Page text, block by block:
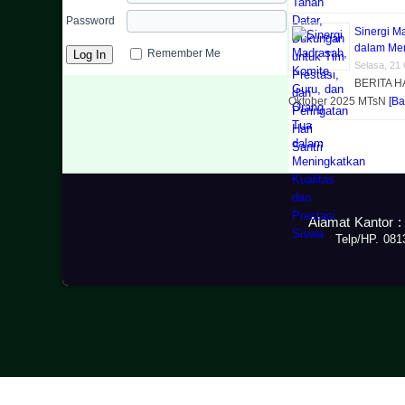
Password
Remember Me
Sinergi
dalam
Selasa, 21
BERITA
Oktober 2025 MTsN
Alamat Kantor :
Telp/HP.